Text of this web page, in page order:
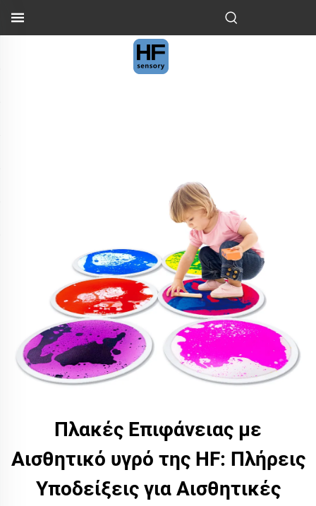
Πλακές Επιφάνειας με
Αισθητικό υγρό της HF: Πλήρεις
Υποδείξεις για Αισθητικές